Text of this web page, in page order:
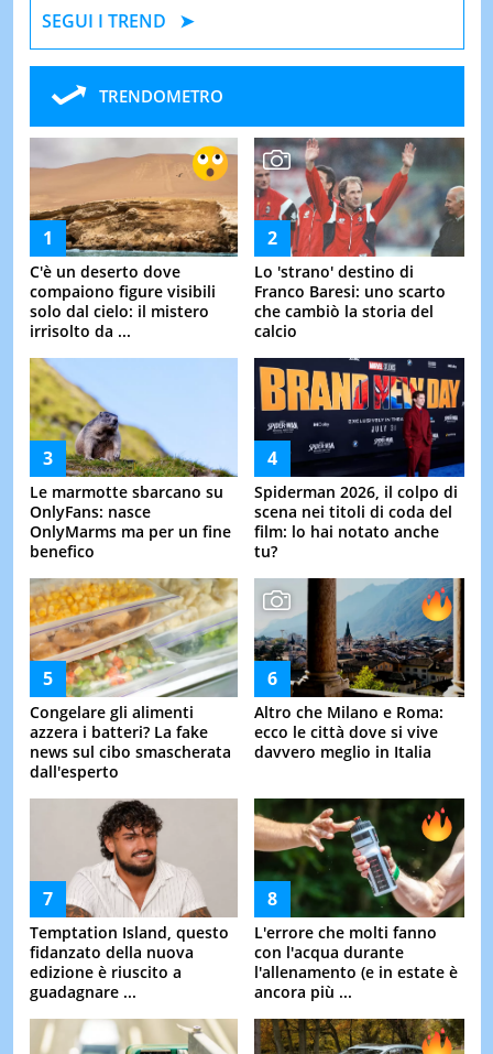
SEGUI I TREND
TRENDOMETRO
C'è un deserto dove
compaiono figure visibili
solo dal cielo: il mistero
irrisolto da ...
Lo 'strano' destino di
Franco Baresi: uno scarto
che cambiò la storia del
calcio
Le marmotte sbarcano su
OnlyFans: nasce
OnlyMarms ma per un fine
benefico
Spiderman 2026, il colpo di
scena nei titoli di coda del
film: lo hai notato anche
tu?
Congelare gli alimenti
azzera i batteri? La fake
news sul cibo smascherata
dall'esperto
Altro che Milano e Roma:
ecco le città dove si vive
davvero meglio in Italia
Temptation Island, questo
fidanzato della nuova
edizione è riuscito a
guadagnare ...
L'errore che molti fanno
con l'acqua durante
l'allenamento (e in estate è
ancora più ...